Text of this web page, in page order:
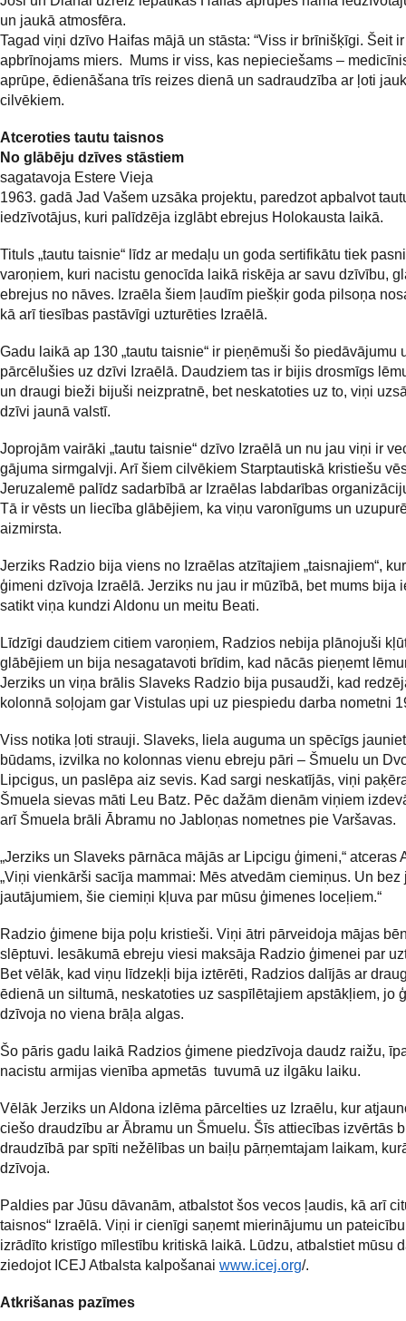
un jaukā atmosfēra.
Tagad viņi dzīvo Haifas mājā un stāsta: “Viss ir brīnišķīgi. Šeit ir
apbrīnojams miers. Mums ir viss, kas nepieciešams –
aprūpe, ēdienāšana trīs reizes dienā un sadraudzība ar ļoti
cilvēkiem.
Atceroties tautu taisnos
No glābēju dzīves stāstiem
sagatavoja Estere Vieja
1963. gadā Jad Vašem uzsāka projektu, paredzot apbalvot
iedzīvotājus, kuri palīdzēja izglābt ebrejus Holokausta laikā.
Tituls „tautu taisnie“ līdz ar medaļu un goda sertifikātu tiek
varoņiem, kuri nacistu genocīda laikā riskēja ar savu dzīvību,
ebrejus no nāves. Izraēla šiem ļaudīm piešķir goda pilsoņa
kā arī tiesības pastāvīgi uzturēties Izraēlā.
Gadu laikā ap 130 „tautu taisnie“ ir pieņēmuši šo piedāvājumu
pārcēlušies uz dzīvi Izraēlā. Daudziem tas ir bijis drosmīgs
un draugi bieži bijuši neizpratnē, bet neskatoties uz to, viņi
dzīvi jaunā valstī.
Joprojām vairāki „tautu taisnie“ dzīvo Izraēlā un nu jau viņi ir
gājuma sirmgalvji. Arī šiem cilvēkiem Starptautiskā kristiešu
Jeruzalemē palīdz sadarbībā ar Izraēlas labdarības
Tā ir vēsts un liecība glābējiem, ka viņu varonīgums un
aizmirsta.
Jerziks Radzio bija viens no Izraēlas atzītajiem „taisnajiem“,
ģimeni dzīvoja Izraēlā. Jerziks nu jau ir mūzībā, bet mums bija
satikt viņa kundzi Aldonu un meitu Beati.
Līdzīgi daudziem citiem varoņiem, Radzios nebija plānojuši
glābējiem un bija nesagatavoti brīdim, kad nācās pieņemt
Jerziks un viņa brālis Slaveks Radzio bija pusaudži, kad
kolonnā soļojam gar Vistulas upi uz piespiedu darba nometni
Viss notika ļoti strauji. Slaveks, liela auguma un spēcīgs
būdams, izvilka no kolonnas vienu ebreju pāri – Šmuelu un
Lipcigus, un paslēpa aiz sevis. Kad sargi neskatījās, viņi
Šmuela sievas māti Leu Batz. Pēc dažām dienām viņiem
arī Šmuela brāli Ābramu no Jabloņas nometnes pie Varšavas.
„Jerziks un Slaveks pārnāca mājās ar Lipcigu ģimeni,“ atceras
„Viņi vienkārši sacīja mammai: Mēs atvedām ciemiņus. Un bez
jautājumiem, šie ciemiņi kļuva par mūsu ģimenes loceļiem.“
Radzio ģimene bija poļu kristieši. Viņi ātri pārveidoja mājas
slēptuvi. Iesākumā ebreju viesi maksāja Radzio ģimenei par
Bet vēlāk, kad viņu līdzekļi bija iztērēti, Radzios dalījās ar
ēdienā un siltumā, neskatoties uz saspīlētajiem apstākļiem, jo
dzīvoja no viena brāļa algas.
Šo pāris gadu laikā Radzios ģimene piedzīvoja daudz raižu,
nacistu armijas vienība apmetās tuvumā uz ilgāku laiku.
Vēlāk Jerziks un Aldona izlēma pārcelties uz Izraēlu, kur
ciešo draudzību ar Ābramu un Šmuelu. Šīs attiecības izvērtās
draudzībā par spīti nežēlības un baiļu pārņemtajam laikam,
dzīvoja.
Paldies par Jūsu dāvanām, atbalstot šos vecos ļaudis, kā arī
taisnos“ Izraēlā. Viņi ir cienīgi saņemt mierinājumu un
izrādīto kristīgo mīlestību kritiskā laikā. Lūdzu, atbalstiet mūsu
ziedojot ICEJ Atbalsta kalpošanai www.icej.org/.
Atkrišanas pazīmes